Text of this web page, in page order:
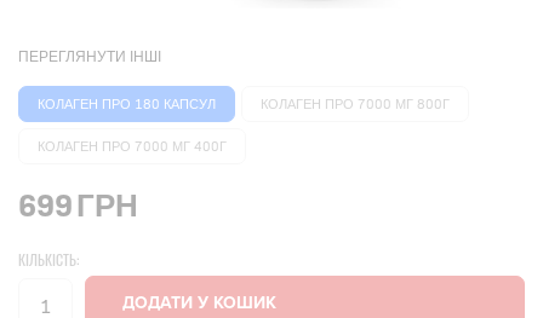
ПЕРЕГЛЯНУТИ ІНШІ
КОЛАГЕН ПРО 180 КАПСУЛ КОЛАГЕН ПРО 7000 МГ 800Г
КОЛАГЕН ПРО 7000 МГ 400Г
699ГРН
КІЛЬКІСТЬ: